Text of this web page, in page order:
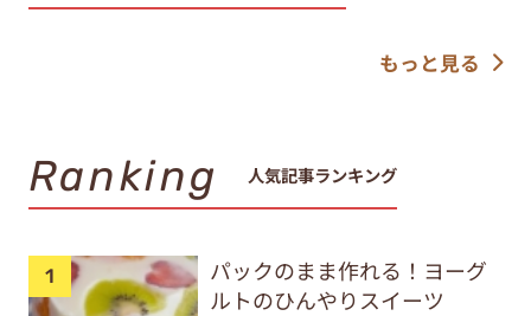
もっと見る
Ranking 人気記事ランキング
パックのまま作れる！ヨーグ
ルトのひんやりスイーツ